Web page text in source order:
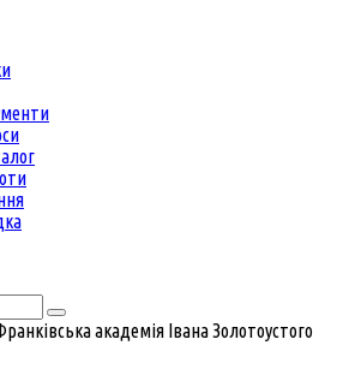
академія Івана Золотоустого